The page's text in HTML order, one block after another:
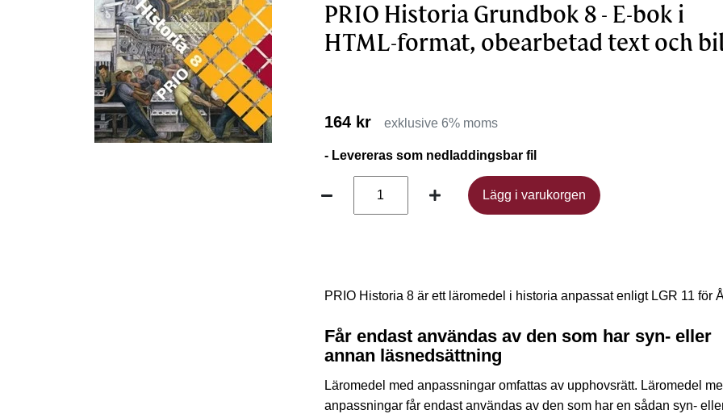
PRIO Historia Grundbok 8 - E-bok i
HTML-format, obearbetad text och
164 kr exklusive 6% moms
- Levereras som nedladdingsbar fil
Lägg i varukorgen
Lägg i varukorgen
PRIO Historia 8 är ett läromedel i historia anpassat enligt LGR 11 för
Får endast användas av den som har syn- eller
annan läsnedsättning
Läromedel med anpassningar omfattas av upphovsrätt. Läromedel
anpassningar får endast användas av den som har en sådan syn-